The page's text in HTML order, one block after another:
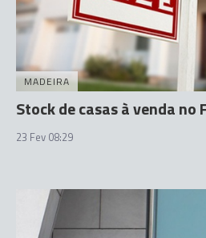
MADEIRA
Stock de casas à venda no
23 Fev 08:29